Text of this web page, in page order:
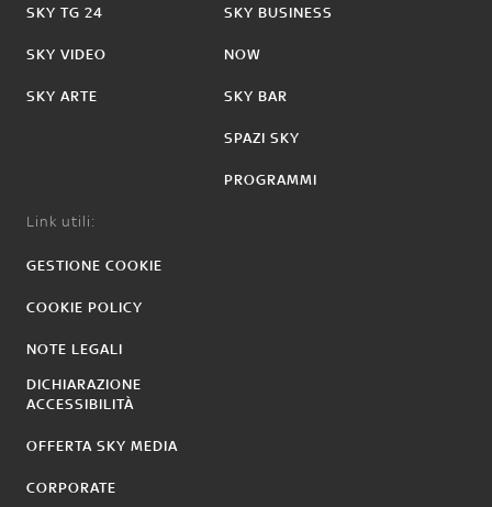
SKY TG 24
SKY VIDEO
SKY ARTE
SKY BUSINESS
NOW
SKY BAR
SPAZI SKY
PROGRAMMI
Link utili:
GESTIONE COOKIE
COOKIE POLICY
NOTE LEGALI
DICHIARAZIONE
ACCESSIBILITÀ
OFFERTA SKY MEDIA
CORPORATE